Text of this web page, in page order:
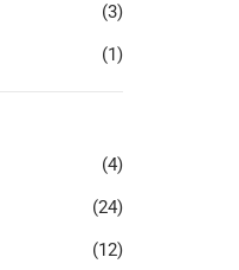
(3)
(1)
(4)
(24)
(12)